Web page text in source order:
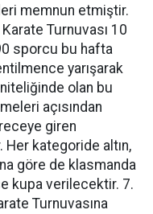
memnun etmiştir.
Turnuvası 10
sporcu bu hafta
yarışarak
olan bu
açısından
giren
kategoride altın,
göre de klasmanda
kupa verilecektir. 7.
Turnuvasına